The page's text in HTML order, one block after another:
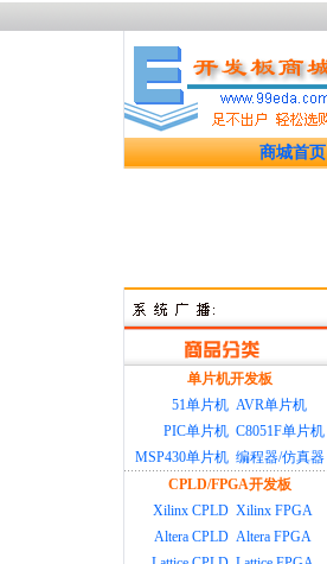
商城首页
单片机开发板
51单片机 AVR单片机
PIC单片机 C8051F单片机
MSP430单片机 编程器/仿真器
CPLD/FPGA开发板
Xilinx CPLD Xilinx FPGA
Altera CPLD Altera FPGA